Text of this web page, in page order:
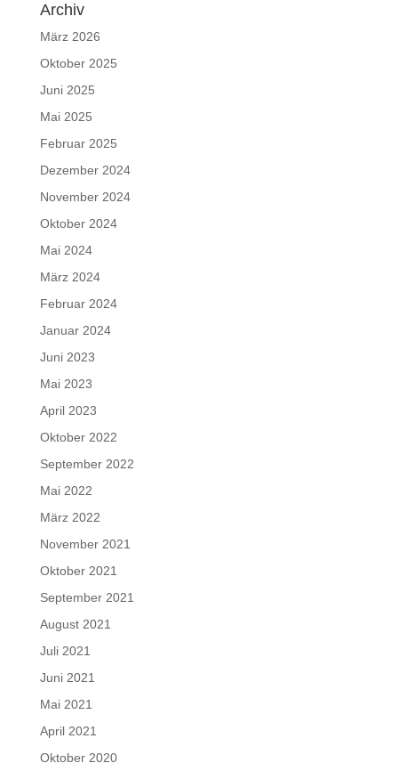
Archiv
März 2026
Oktober 2025
Juni 2025
Mai 2025
Februar 2025
Dezember 2024
November 2024
Oktober 2024
Mai 2024
März 2024
Februar 2024
Januar 2024
Juni 2023
Mai 2023
April 2023
Oktober 2022
September 2022
Mai 2022
März 2022
November 2021
Oktober 2021
September 2021
August 2021
Juli 2021
Juni 2021
Mai 2021
April 2021
Oktober 2020